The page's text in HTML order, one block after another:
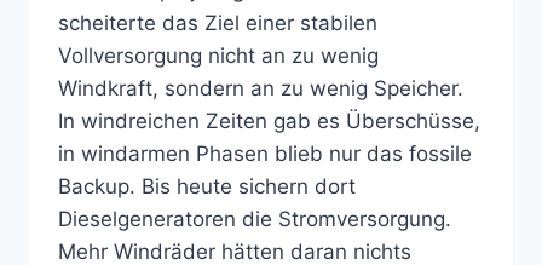
scheiterte das Ziel einer stabilen
Vollversorgung nicht an zu wenig
Windkraft, sondern an zu wenig Speicher.
In windreichen Zeiten gab es Überschüsse,
in windarmen Phasen blieb nur das fossile
Backup. Bis heute sichern dort
Dieselgeneratoren die Stromversorgung.
Mehr Windräder hätten daran nichts